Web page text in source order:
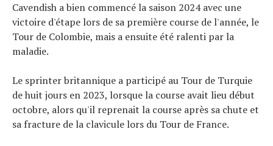
Cavendish a bien commencé la saison 2024 avec une
victoire d'étape lors de sa première course de l'année, le
Tour de Colombie, mais a ensuite été ralenti par la
maladie.
Le sprinter britannique a participé au Tour de Turquie
de huit jours en 2023, lorsque la course avait lieu début
octobre, alors qu'il reprenait la course après sa chute et
sa fracture de la clavicule lors du Tour de France.